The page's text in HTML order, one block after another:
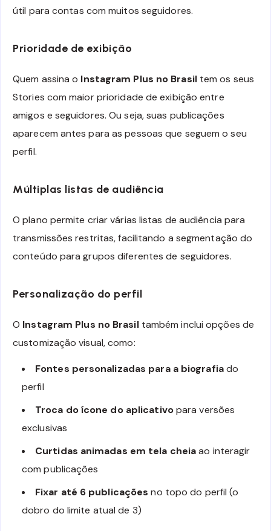
útil para contas com muitos seguidores.
Prioridade de exibição
Quem assina o Instagram Plus no Brasiltem os seus
Stories com maior prioridade de exibição entre
amigos e seguidores. Ou seja, suas publicações
aparecem antes para as pessoas que seguem o seu
perfil.
Múltiplas listas de audiência
O plano permite criar várias listas de audiência para
transmissões restritas, facilitando a segmentação do
conteúdo para grupos diferentes de seguidores.
Personalização do perfil
O Instagram Plus no Brasiltambém inclui opções de
customização visual, como:
Fontes personalizadas para a biografiado
perfil
Troca do ícone do aplicativopara versões
exclusivas
Curtidas animadas em tela cheiaao interagir
com publicações
Fixar até 6 publicações no topo do perfil (o
dobro do limite atual de 3)